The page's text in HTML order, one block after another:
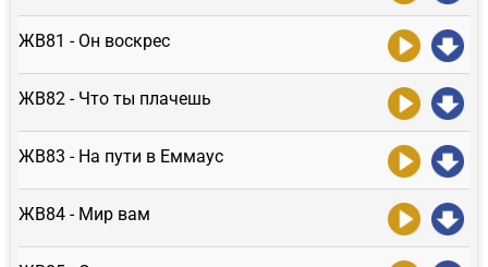
ЖВ81 - Он воскрес
ЖВ82 - Что ты плачешь
ЖВ83 - На пути в Еммаус
ЖВ84 - Мир вам